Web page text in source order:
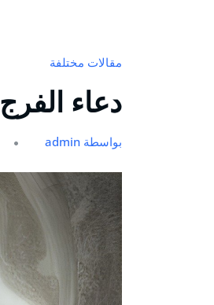
مقالات مختلفة
دعاء الفرج
بواسطة admin